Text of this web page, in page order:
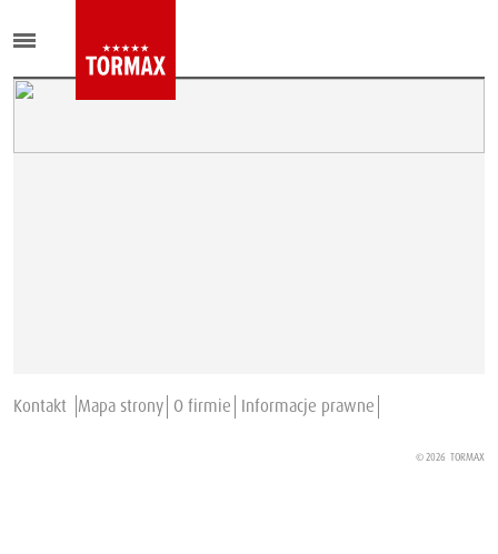
Kontakt Mapa strony O firmie Informacje prawne
© 2026 TORMAX